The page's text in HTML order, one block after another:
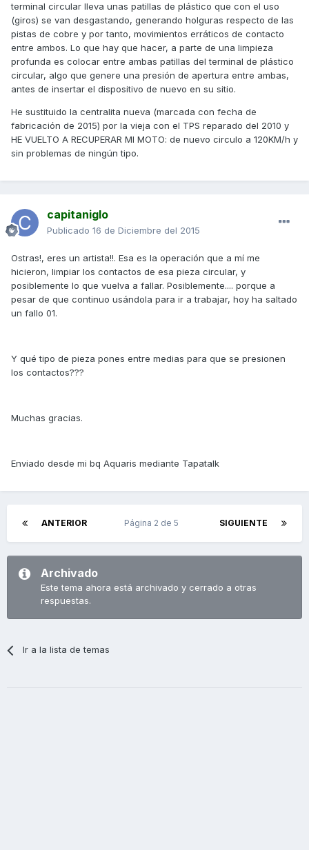
terminal circular lleva unas patillas de plástico que con el uso
(giros) se van desgastando, generando holguras respecto de las
pistas de cobre y por tanto, movimientos erráticos de contacto
entre ambos. Lo que hay que hacer, a parte de una limpieza
profunda es colocar entre ambas patillas del terminal de plástico
circular, algo que genere una presión de apertura entre ambas,
antes de insertar el dispositivo de nuevo en su sitio.
He sustituido la centralita nueva (marcada con fecha de
fabricación de 2015) por la vieja con el TPS reparado del 2010 y
HE VUELTO A RECUPERAR MI MOTO: de nuevo circulo a 120KM/h y
sin problemas de ningún tipo.
capitaniglo
Publicado 16 de Diciembre del 2015
Ostras!, eres un artista!!. Esa es la operación que a mí me
hicieron, limpiar los contactos de esa pieza circular, y
posiblemente lo que vuelva a fallar. Posiblemente.... porque a
pesar de que continuo usándola para ir a trabajar, hoy ha saltado
un fallo 01.
Y qué tipo de pieza pones entre medias para que se presionen
los contactos???
Muchas gracias.
Enviado desde mi bq Aquaris mediante Tapatalk
ANTERIOR SIGUIENTE
Página 2 de 5
Archivado
Este tema ahora está archivado y cerrado a otras
respuestas.
Ir a la lista de temas